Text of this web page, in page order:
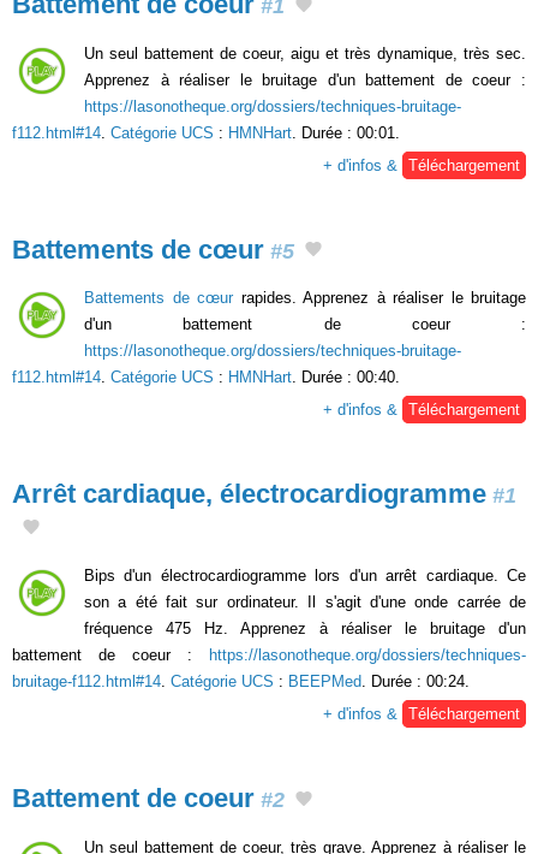
#1
Un seul battement de coeur, aigu et très dynamique, très sec.
Apprenez à réaliser le bruitage d'un battement de coeur :
https://lasonotheque.org/dossiers/techniques-bruitage-
f112.html#14 Catégorie UCS : HMNHart . Durée : 00:01.
+ d'infos &
Téléchargement
Battements de cœur #5
Battements de cœur rapides. Apprenez à réaliser le bruitage
d'un battement de coeur :
https://lasonotheque.org/dossiers/techniques-bruitage-
f112.html#14. Catégorie UCS : HMNHart. Durée : 00:40.
+ d'infos & Téléchargement
Arrêt cardiaque, électrocardiogramme #1
Bips d'un électrocardiogramme lors d'un arrêt cardiaque. Ce
son a été fait sur ordinateur. Il s'agit d'une onde carrée de
fréquence 475 Hz. Apprenez à réaliser le bruitage d'un
battement de coeur :
https://lasonotheque.org/dossiers/techniques-
bruitage-f112.html#14 Catégorie UCS : BEEPMed . Durée : 00:24.
+ d'infos &
Téléchargement
Battement de coeur #2
Un seul battement de coeur, très grave. Apprenez à réaliser le